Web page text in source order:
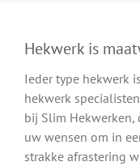
Hekwerk is
Ieder type hekwerk
hekwerk
bij Slim Hekwerken,
uw wensen om in
strakke afrastering